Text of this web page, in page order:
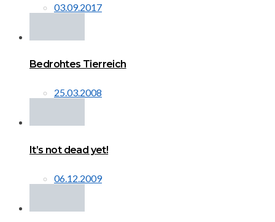
03.09.2017
Bedrohtes Tierreich
25.03.2008
It’s not dead yet!
06.12.2009